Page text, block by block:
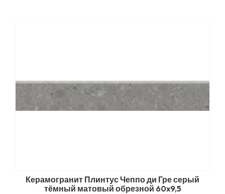
Керамогранит Плинтус Чеппо ди Гре серый
тёмный матовый обрезной 60x9,5